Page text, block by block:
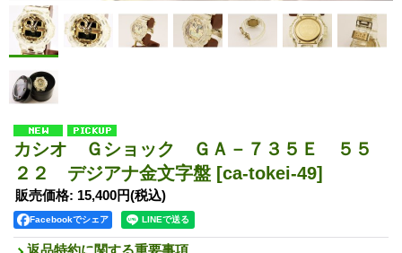
カシオ Ｇショック ＧＡ－７３５Ｅ ５５
２２ デジアナ金文字盤 [ca-tokei-49]
販売価格: 15,400円(税込)
Facebookでシェア
返品特約に関する重要事項